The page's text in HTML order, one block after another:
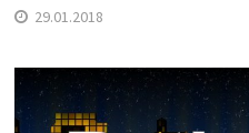
29.01.2018